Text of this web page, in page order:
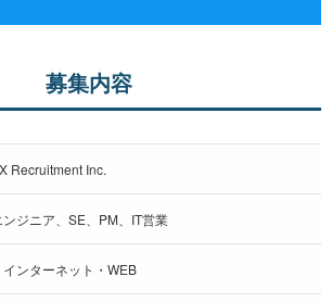
募集内容
Recruitment Inc.
ンジニア、SE、PM、IT営業
インターネット・WEB